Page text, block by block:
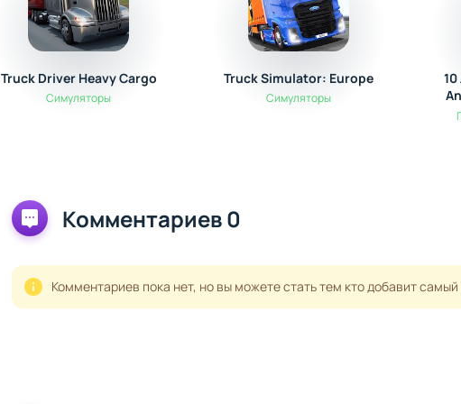
Truck Driver Heavy Cargo
Симуляторы
Truck Simulator: Europe
Симуляторы
Комментариев 0
Комментариев пока нет, но вы можете стать тем кто добавит